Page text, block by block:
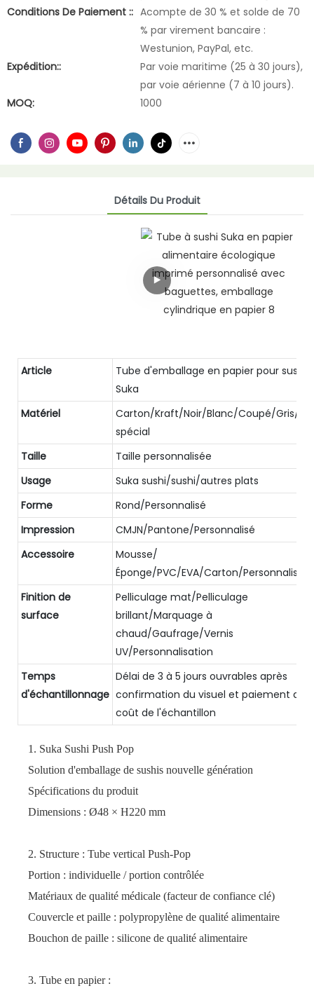
Conditions De Paiement :: Acompte de 30 % et solde de 70
% par virement bancaire :
Westunion, PayPal, etc.
Expédition::
Par voie maritime (25 à 30 jours),
par voie aérienne (7 à 10 jours).
MOQ:
1000
Détails Du Produit
Article
Tube d'emballage en papier pour sushis
Suka
Matériel
Carton/Kraft/Noir/Blanc/Coupé/Gris/
spécial
Taille
Taille personnalisée
Usage
Suka sushi/sushi/autres plats
Forme
Rond/Personnalisé
Impression
CMJN/Pantone/Personnalisé
Accessoire
Mousse/
Éponge/PVC/EVA/Carton/Personnalisé
Finition de
surface
Pelliculage mat/Pelliculage
brillant/Marquage à
chaud/Gaufrage/Vernis
UV/Personnalisation
Temps
d'échantillonnage
Délai de 3 à 5 jours ouvrables après
confirmation du visuel et paiement du
coût de l'échantillon
1. Suka Sushi Push Pop
Solution d'emballage de sushis nouvelle génération
Spécifications du produit
Dimensions : Ø48 × H220 mm
2. Structure : Tube vertical Push-Pop
Portion : individuelle / portion contrôlée
Matériaux de qualité médicale (facteur de confiance clé)
Couvercle et paille : polypropylène de qualité alimentaire
Bouchon de paille : silicone de qualité alimentaire
3. Tube en papier :